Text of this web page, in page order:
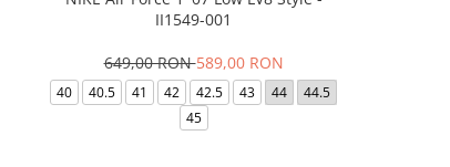
II1549-001
649,00 RON589,00 RON
40 40.5 41 42 42.5 43 44
44.5
45